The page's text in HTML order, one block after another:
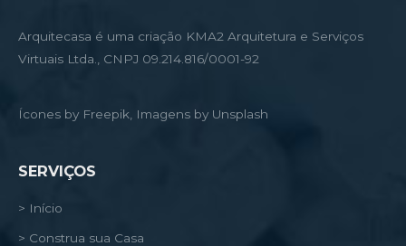
Arquitecasa é uma criação KMA2 Arquitetura e Serviços
Virtuais Ltda., CNPJ 09.214.816/0001-92
Ícones by Freepik, Imagens by Unsplash
SERVIÇOS
> Início
> Construa sua Casa